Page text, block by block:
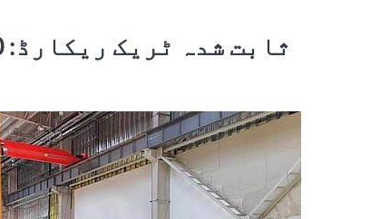
ثابت شدہ ٹریک ریکارڈ: 100,000+ کرینیں ہمارے علم اور قابل اعتماد کی بات کرتی ہیں